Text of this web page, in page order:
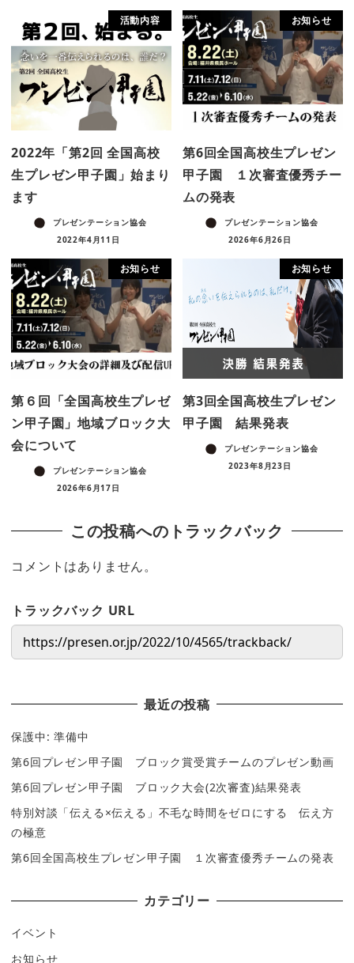
活動内容
2022年「第2回 全国高校
生プレゼン甲子園」始まり
ます
プレゼンテーション協会
2022年4月11日
お知らせ
第6回全国高校生プレゼン
甲子園 １次審査優秀チー
ムの発表
プレゼンテーション協会
2026年6月26日
お知らせ
第６回「全国高校生プレゼ
ン甲子園」地域ブロック大
会について
プレゼンテーション協会
2026年6月17日
お知らせ
第3回全国高校生プレゼン
甲子園 結果発表
プレゼンテーション協会
2023年8月23日
この投稿へのトラックバック
コメントはありません。
トラックバック URL
最近の投稿
保護中: 準備中
第6回プレゼン甲子園 ブロック賞受賞チームのプレゼン動画
第6回プレゼン甲子園 ブロック大会(2次審査)結果発表
特別対談「伝える×伝える」不毛な時間をゼロにする 伝え方
の極意
第6回全国高校生プレゼン甲子園 １次審査優秀チームの発表
カテゴリー
イベント
お知らせ